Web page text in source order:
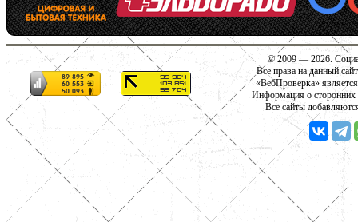
© 2009 — 2026.
Все права на данный
«ВебПроверка»
Информация о сторонних
Все сайты